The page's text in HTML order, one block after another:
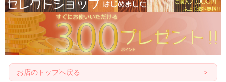
お店のトップへ戻る